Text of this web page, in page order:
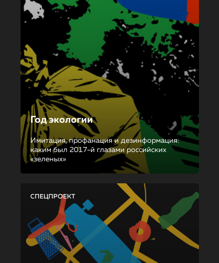
Год экологии
Имитация, профанация и дезинформация:
каким был 2017-й глазами российских
«зеленых»
СПЕЦПРОЕКТ